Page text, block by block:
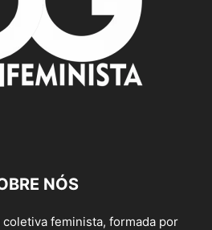
NÓS
coletiva feminista, formada por